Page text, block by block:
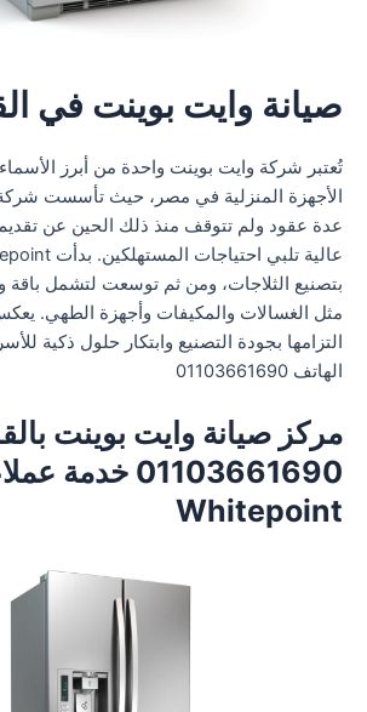
صيانة وايت بوينت في
تُعتبر شركة وايت بوينت واحدة من أبرز
عدة عقود ولم تتوقف منذ ذلك الحين عن
بتصنيع الثلاجات، ومن ثم توسعت لتشمل باقة
مثل الغسالات والمكيفات وأجهزة الطهي.
التزامها بجودة التصنيع وابتكار حلول ذكية
الهاتف 01103661690
مركز صيانة وايت بوينت
01103661690 خدمة
Whitepoint